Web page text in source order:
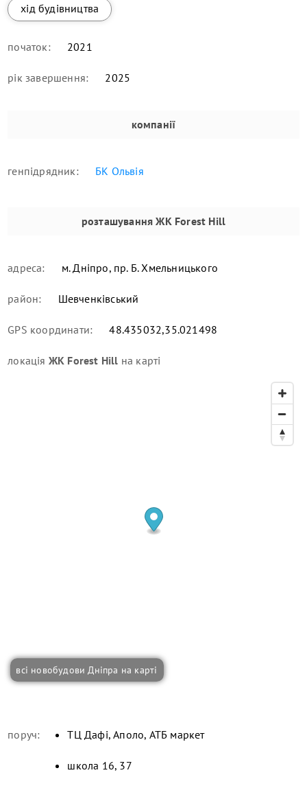
хід будівництва
початок: 2021
рік завершення: 2025
компанії
генпідрядник: БК Ольвія
розташування ЖК Forest Hill
адреса: м. Дніпро, пр. Б. Хмельницького
район: Шевченківський
GPS координати: 48.435032,35.021498
локація ЖК Forest Hill на карті
всі новобудови Дніпра на карті
поруч: ТЦ Дафі, Аполо, АТБ маркет
школа 16, 37